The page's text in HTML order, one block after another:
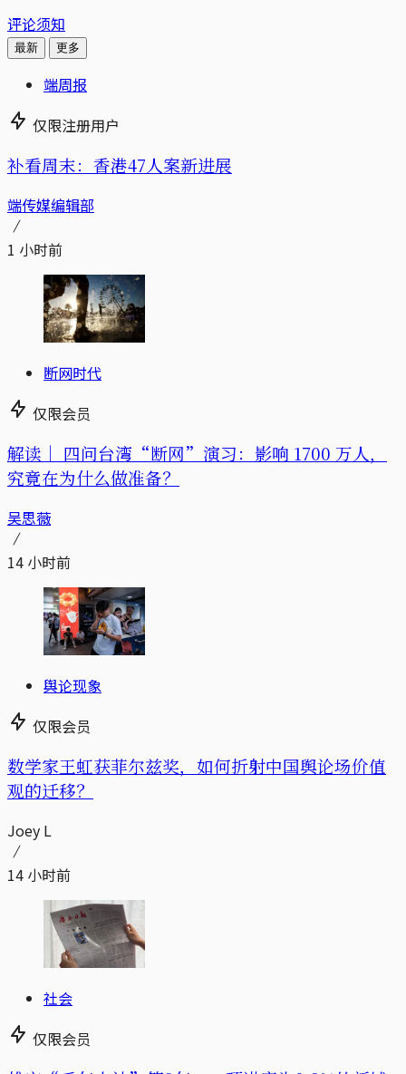
评论须知
最新 更多
端周报
仅限注册用户
补看周末：香港47人案新进展
端传媒编辑部
1 小时前
断网时代
仅限会员
解读｜ 四问台湾“断网”演习：影响 1700 万人，
究竟在为什么做准备？
吴思薇
14 小时前
舆论现象
仅限会员
数学家王虹获菲尔兹奖，如何折射中国舆论场价值
观的迁移？
Joey L
14 小时前
社会
仅限会员